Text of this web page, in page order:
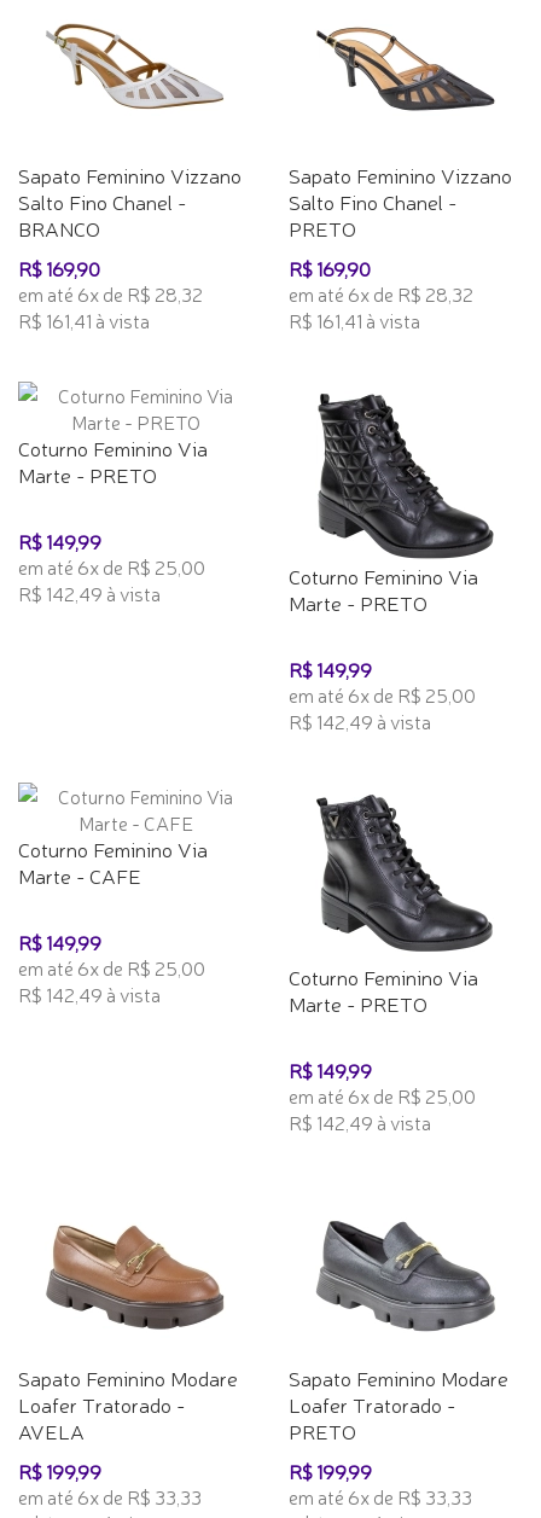
Sapato Feminino Vizzano
Salto Fino Chanel -
BRANCO
R$ 169,90
em até 6x de R$ 28,32
R$ 161,41 à vista
Sapato Feminino Vizzano
Salto Fino Chanel -
PRETO
R$ 169,90
em até 6x de R$ 28,32
R$ 161,41 à vista
Coturno Feminino Via
Marte - PRETO
R$ 149,99
em até 6x de R$ 25,00
R$ 142,49 à vista
Coturno Feminino Via
Marte - PRETO
R$ 149,99
em até 6x de R$ 25,00
R$ 142,49 à vista
Coturno Feminino Via
Marte - CAFE
R$ 149,99
em até 6x de R$ 25,00
R$ 142,49 à vista
Coturno Feminino Via
Marte - PRETO
R$ 149,99
em até 6x de R$ 25,00
R$ 142,49 à vista
Sapato Feminino Modare
Loafer Tratorado -
AVELA
R$ 199,99
em até 6x de R$ 33,33
Sapato Feminino Modare
Loafer Tratorado -
PRETO
R$ 199,99
em até 6x de R$ 33,33